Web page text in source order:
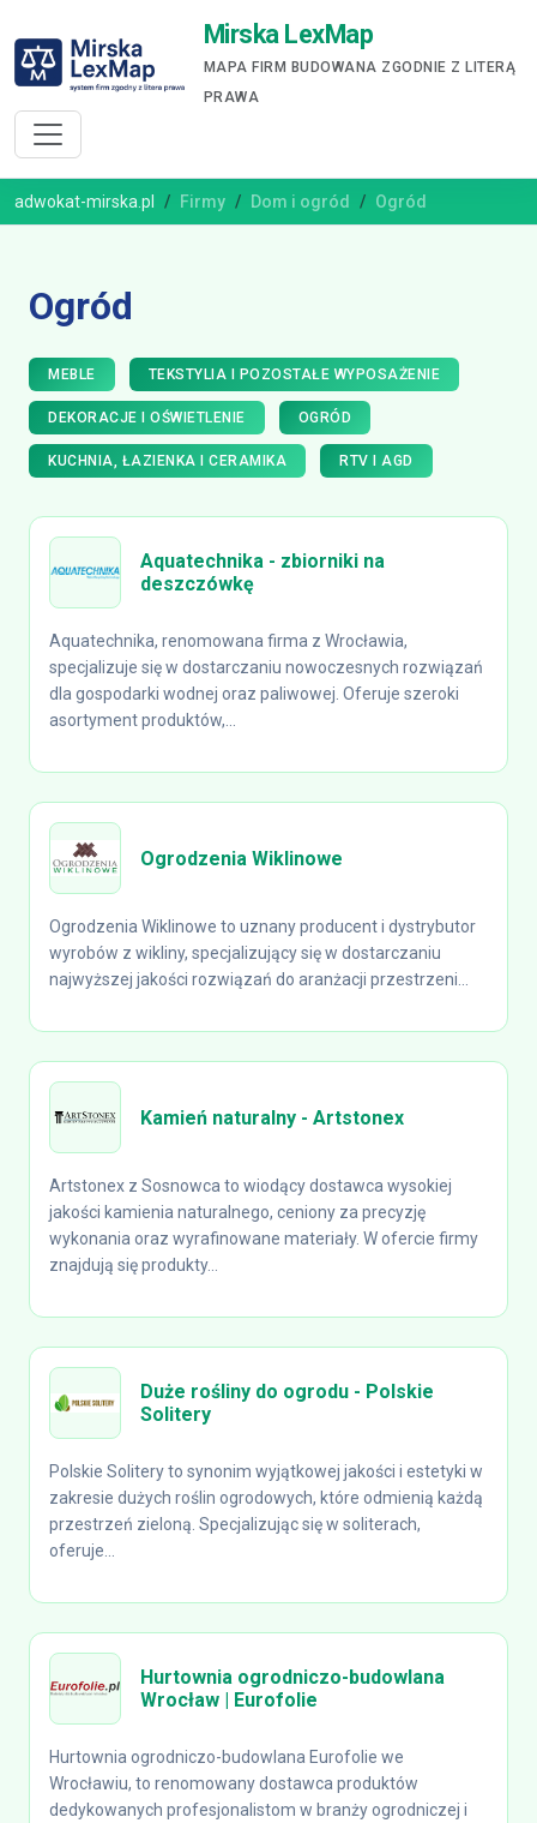
Mirska LexMap
MAPA FIRM BUDOWANA ZGODNIE Z LITERĄ
PRAWA
adwokat-mirska.pl Firmy Dom i ogród Ogród
Ogród
MEBLE TEKSTYLIA I POZOSTAŁE WYPOSAŻENIE
DEKORACJE I OŚWIETLENIE OGRÓD
KUCHNIA, ŁAZIENKA I CERAMIKA RTV I AGD
Aquatechnika - zbiorniki na
deszczówkę
Aquatechnika, renomowana firma z Wrocławia,
specjalizuje się w dostarczaniu nowoczesnych rozwiązań
dla gospodarki wodnej oraz paliwowej. Oferuje szeroki
asortyment produktów,...
Ogrodzenia Wiklinowe
Ogrodzenia Wiklinowe to uznany producent i dystrybutor
wyrobów z wikliny, specjalizujący się w dostarczaniu
najwyższej jakości rozwiązań do aranżacji przestrzeni...
Kamień naturalny - Artstonex
Artstonex z Sosnowca to wiodący dostawca wysokiej
jakości kamienia naturalnego, ceniony za precyzję
wykonania oraz wyrafinowane materiały. W ofercie firmy
znajdują się produkty...
Duże rośliny do ogrodu - Polskie
Solitery
Polskie Solitery to synonim wyjątkowej jakości i estetyki w
zakresie dużych roślin ogrodowych, które odmienią każdą
przestrzeń zieloną. Specjalizując się w soliterach,
oferuje...
Hurtownia ogrodniczo-budowlana
Wrocław | Eurofolie
Hurtownia ogrodniczo-budowlana Eurofolie we
Wrocławiu, to renomowany dostawca produktów
dedykowanych profesjonalistom w branży ogrodniczej i